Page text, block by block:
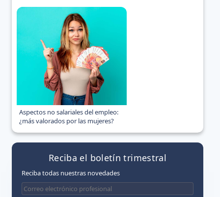
Aspectos no salariales del empleo:
¿más valorados por las mujeres?
Reciba el boletín trimestral
Reciba todas nuestras novedades